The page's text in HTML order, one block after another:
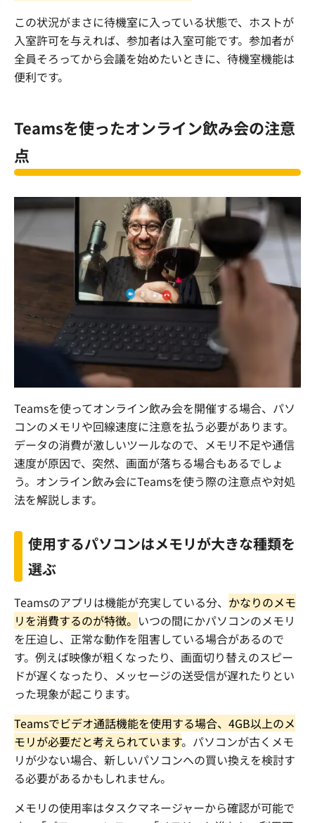
この状況がまさに待機室に入っている状態で、ホストが
入室許可を与えれば、参加者は入室可能です。参加者が
全員そろってから会議を始めたいときに、待機室機能は
便利です。
Teamsを使ったオンライン飲み会の注意
点
Teamsを使ってオンライン飲み会を開催する場合、パソ
コンのメモリや回線速度に注意を払う必要があります。
データの消費が激しいツールなので、メモリ不足や通信
速度が原因で、突然、画面が落ちる場合もあるでしょ
う。オンライン飲み会にTeamsを使う際の注意点や対処
法を解説します。
使用するパソコンはメモリが大きな種類を
選ぶ
Teamsのアプリは機能が充実している分、 かなりのメモ
リを消費するのが特徴。 いつの間にかパソコンのメモリ
を圧迫し、正常な動作を阻害している場合があるので
す。例えば映像が粗くなったり、画面切り替えのスピー
ドが遅くなったり、メッセージの送受信が遅れたりとい
った現象が起こります。
Teamsでビデオ通話機能を使用する場合、 4GB以上のメ
モリが必要だと考えられています。パソコンが古くメモ
リが少ない場合、新しいパソコンへの買い換えを検討す
る必要があるかもしれません。
メモリの使用率はタスクマネージャーから確認が可能で